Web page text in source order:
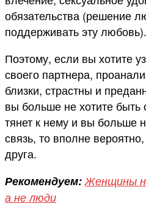
обязательства (решение
поддерживать эту любовь).
Поэтому, если вы хотите
своего партнера,
близки, страстны и
вы больше не хотите
тянет к нему и вы больше
связь, то вполне
друга.
Рекомендуем: Женщины
а не люди